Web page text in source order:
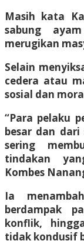
Masih kata
sabung
merugikan
Selain
cedera atau
sosial dan
“Para pelaku
besar dan
sering
tindakan
Kombes
Ia
berdampak
konflik,
tidak kondusif